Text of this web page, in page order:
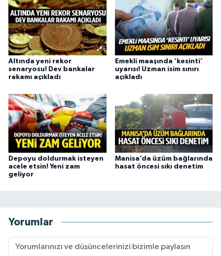
Altında yeni rekor
senaryosu! Dev bankalar
rakamı açıkladı
Emekli maaşında ‘kesinti’
uyarısı! Uzman isim sınırı
açıkladı
Depoyu doldurmak isteyen
acele etsin! Yeni zam
geliyor
Manisa’da üzüm bağlarında
hasat öncesi sıkı denetim
Yorumlar